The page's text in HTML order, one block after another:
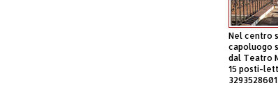
Nel centro
capoluogo
dal Teatro
15 posti-
3293528601